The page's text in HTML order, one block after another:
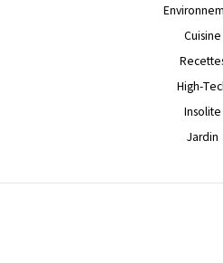
Cuisine
High-
Insolite
Jardin